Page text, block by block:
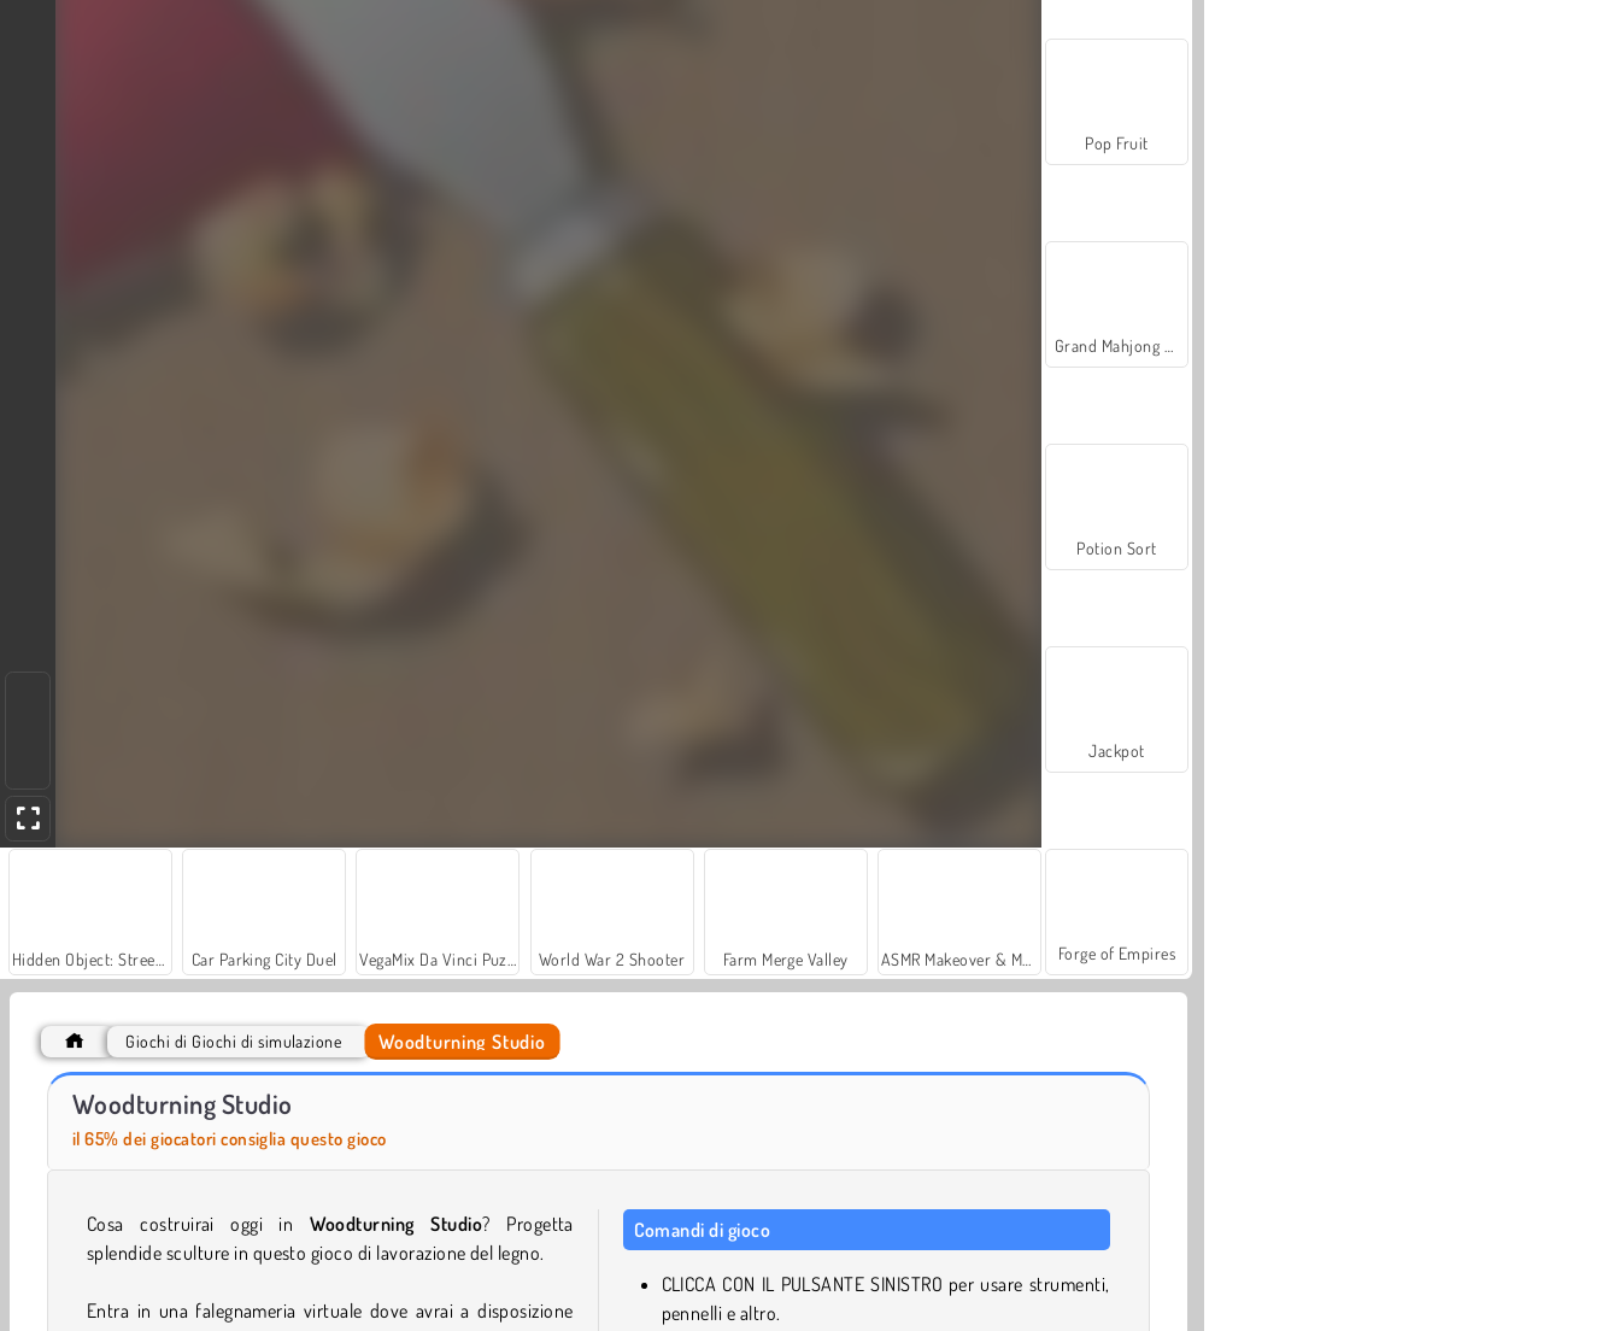
Car Parking City Duel World War 2 Shooter Farm Merge Valley
Casino World
Pop Fruit
Potion Sort
Jackpot
Forge of Empires
Giochi di Giochi di simulazione Woodturning Studio
Woodturning Studio
il 65% dei giocatori consiglia questo gioco
Cosa costruirai oggi in Woodturning Studio? Progetta
splendide sculture in questo gioco di lavorazione del legno.
Entra in una falegnameria virtuale dove avrai a disposizione
Comandi di gioco
CLICCA CON IL PULSANTE SINISTRO per usare strumenti,
pennelli e altro.